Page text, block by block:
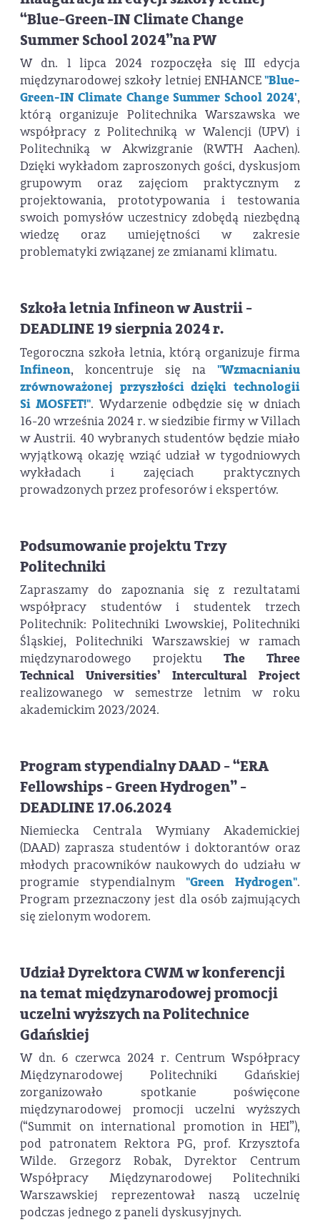
“Blue-Green-IN Climate Change
Summer School 2024”na PW
W dn. 1 lipca 2024 rozpoczęła się III edycja
międzynarodowej szkoły letniej ENHANCE"Blue-
Green-IN Climate Change Summer School 2024',
którą organizuje Politechnika Warszawska we
współpracy z Politechniką w Walencji (UPV) i
Politechniką w Akwizgranie (RWTH Aachen).
Dzięki wykładom zaproszonych gości, dyskusjom
grupowym oraz zajęciom praktycznym z
projektowania, prototypowania i testowania
swoich pomysłów uczestnicy zdobędą niezbędną
wiedzę oraz umiejętności w zakresie
problematyki związanej ze zmianami klimatu.
Szkoła letnia Infineon w Austrii -
DEADLINE 19 sierpnia 2024 r.
Tegoroczna szkoła letnia, którą organizuje firma
Infineon, koncentruje się na "Wzmacnianiu
zrównoważonej przyszłości dzięki technologii
Si MOSFET!". Wydarzenie odbędzie się w dniach
16-20 września 2024 r. w siedzibie firmy w Villach
w Austrii. 40 wybranych studentów będzie miało
wyjątkową okazję wziąć udział w tygodniowych
wykładach i zajęciach praktycznych
prowadzonych przez profesorów i ekspertów.
Podsumowanie projektu Trzy
Politechniki
Zapraszamy do zapoznania się z rezultatami
współpracy studentów i studentek trzech
Politechnik: Politechniki Lwowskiej, Politechniki
Śląskiej, Politechniki Warszawskiej w ramach
międzynarodowego projektu The Three
Technical Universities’ Intercultural Project
realizowanego w semestrze letnim w roku
akademickim 2023/2024.
Program stypendialny DAAD - “ERA
Fellowships - Green Hydrogen” -
DEADLINE 17.06.2024
Niemiecka Centrala Wymiany Akademickiej
(DAAD) zaprasza studentów i doktorantów oraz
młodych pracowników naukowych do udziału w
programie stypendialnym "Green Hydrogen".
Program przeznaczony jest dla osób zajmujących
się zielonym wodorem.
Udział Dyrektora CWM w konferencji
na temat międzynarodowej promocji
uczelni wyższych na Politechnice
Gdańskiej
W dn. 6 czerwca 2024 r. Centrum Współpracy
Międzynarodowej Politechniki Gdańskiej
zorganizowało spotkanie poświęcone
międzynarodowej promocji uczelni wyższych
(“Summit on international promotion in HEI”),
pod patronatem Rektora PG, prof. Krzysztofa
Wilde. Grzegorz Robak, Dyrektor Centrum
Współpracy Międzynarodowej Politechniki
Warszawskiej reprezentował naszą uczelnię
podczas jednego z paneli dyskusyjnych.